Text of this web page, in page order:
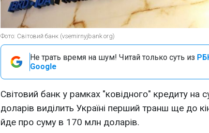
Фото: Світовий банк (vsemirnyjbank org)
Не трать время на шум! Читай только суть из
Google
Світовий банк у рамках "ковідного" кредиту на
доларів виділить Україні перший транш ще до
йде про суму в 170 млн доларів.